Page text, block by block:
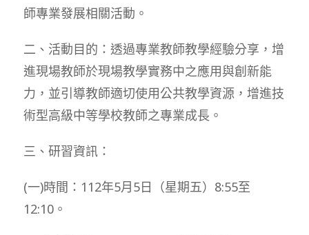
師專業發展相關活動。
二、活動目的：透過專業教師教學經驗分享，增
進現場教師於現場教學實務中之應用與創新能
力，並引導教師適切使用公共教學資源，增進技
術型高級中等學校教師之專業成長。
三、研習資訊：
(一)時間：112年5月5日（星期五）8:55至
12:10。